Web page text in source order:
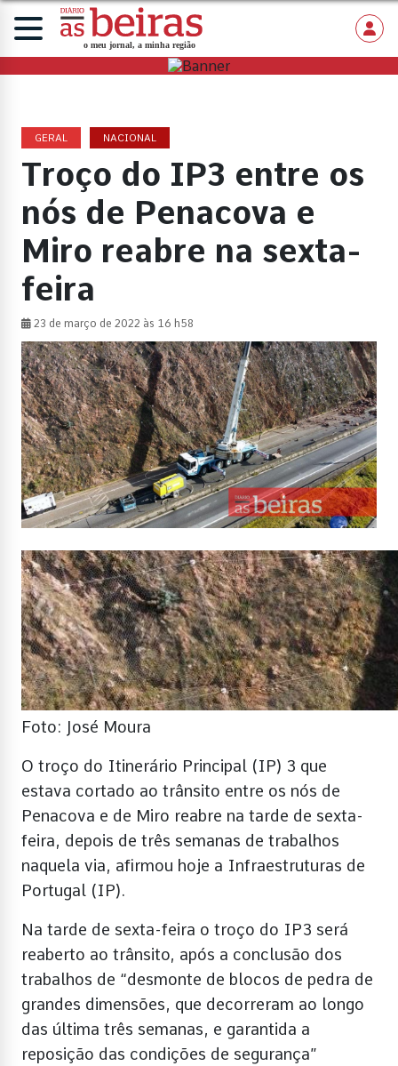
GERAL NACIONAL
Troço do IP3 entre os
nós de Penacova e
Miro reabre na sexta-
feira
23 de março de 2022 às 16 h58
Foto: José Moura
O troço do Itinerário Principal (IP) 3 que
estava cortado ao trânsito entre os nós de
Penacova e de Miro reabre na tarde de sexta-
feira, depois de três semanas de trabalhos
naquela via, afirmou hoje a Infraestruturas de
Portugal (IP).
Na tarde de sexta-feira o troço do IP3 será
reaberto ao trânsito, após a conclusão dos
trabalhos de “desmonte de blocos de pedra de
grandes dimensões, que decorreram ao longo
das última três semanas, e garantida a
reposição das condições de segurança”